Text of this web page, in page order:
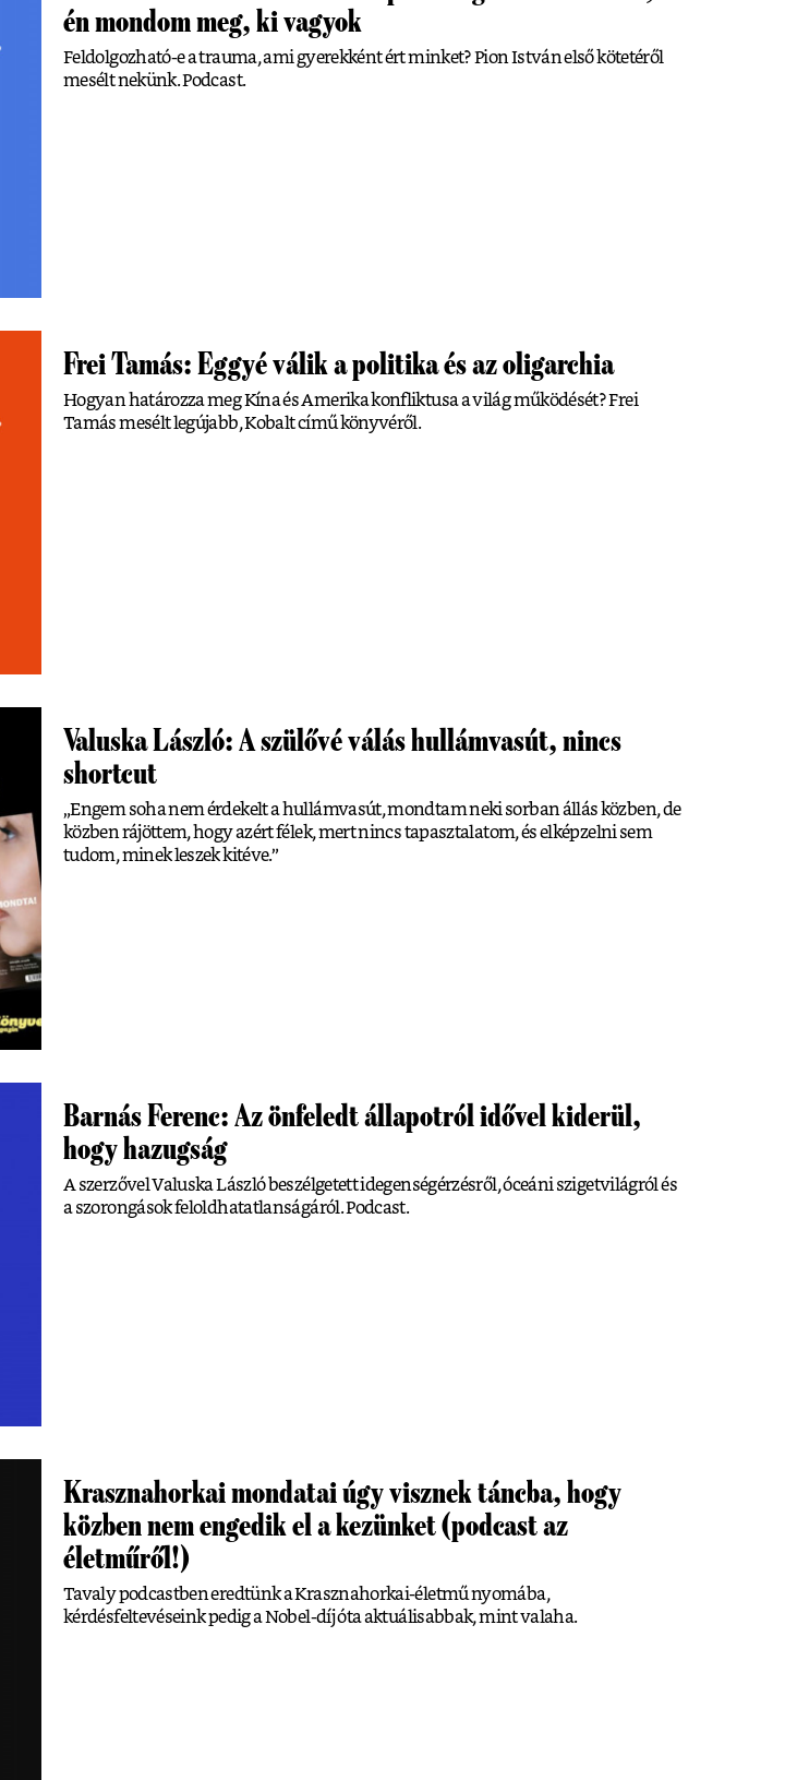
én mondom meg, ki vagyok
Feldolgozható-e a trauma, ami gyerekként ért minket? Pion István első kötetéről
mesélt nekünk. Podcast.
Frei Tamás: Eggyé válik a politika és az oligarchia
Hogyan határozza meg Kína és Amerika konfliktusa a világ működését? Frei
Tamás mesélt legújabb, Kobalt című könyvéről.
Valuska László: A szülővé válás hullámvasút, nincs
shortcut
„Engem soha nem érdekelt a hullámvasút, mondtam neki sorban állás közben, de
közben rájöttem, hogy azért félek, mert nincs tapasztalatom, és elképzelni sem
tudom, minek leszek kitéve.”
Barnás Ferenc: Az önfeledt állapotról idővel kiderül,
hogy hazugság
A szerzővel Valuska László beszélgetett idegenségérzésről, óceáni szigetvilágról és
a szorongások feloldhatatlanságáról. Podcast.
Krasznahorkai mondatai úgy visznek táncba, hogy
közben nem engedik el a kezünket (podcast az
életműről!)
Tavaly podcastben eredtünk a Krasznahorkai-életmű nyomába,
kérdésfeltevéseink pedig a Nobel-díj óta aktuálisabbak, mint valaha.